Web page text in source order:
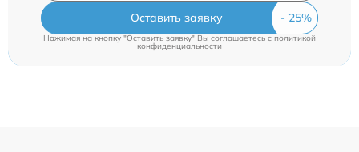
Оставить заявку
Нажимая на кнопку "Оставить заявку" Вы соглашаетесь c политикой
конфиденциальности